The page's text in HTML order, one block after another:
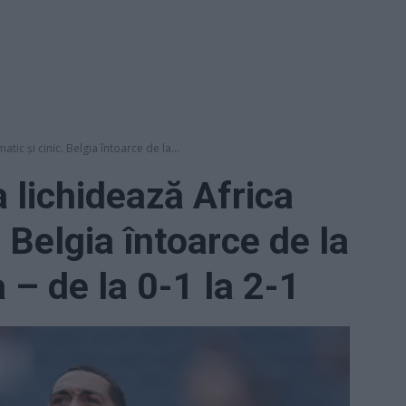
și cinic. Belgia întoarce de la...
lichidează Africa
întoarce de la
de la 0-1 la 2-1